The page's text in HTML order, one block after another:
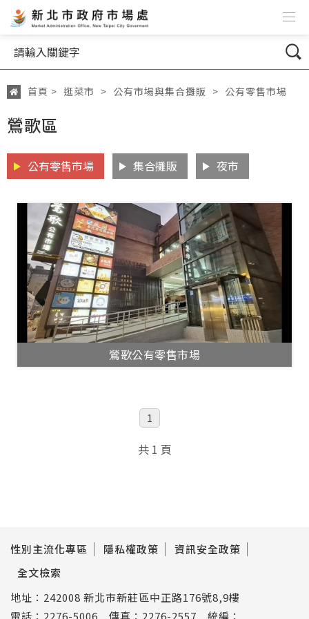
跳到主要內容
網站導覽
搜尋
首頁 > 逛菜市 > 公有市場與集合攤販 > 公有零售市場
鶯歌區
公有零售市場 集合攤販 夜市
鶯歌公有零售市場
1
共 1 頁
性別主流化專區 隱私權政策
資訊安全政策
全文檢索
地址：242008 新北市新莊區中正路176號8,9樓
電話：2276-5006 傳真：2276-2557 統編：